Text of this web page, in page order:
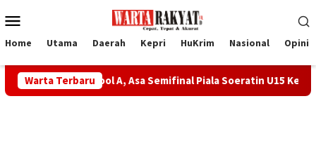
ke
Mobile
Home Utama Daerah Kepri HuKrim Nasional Opini
Warta Terbaru
Pool A, Asa Semifinal Piala Soeratin U15 Kepri Makin